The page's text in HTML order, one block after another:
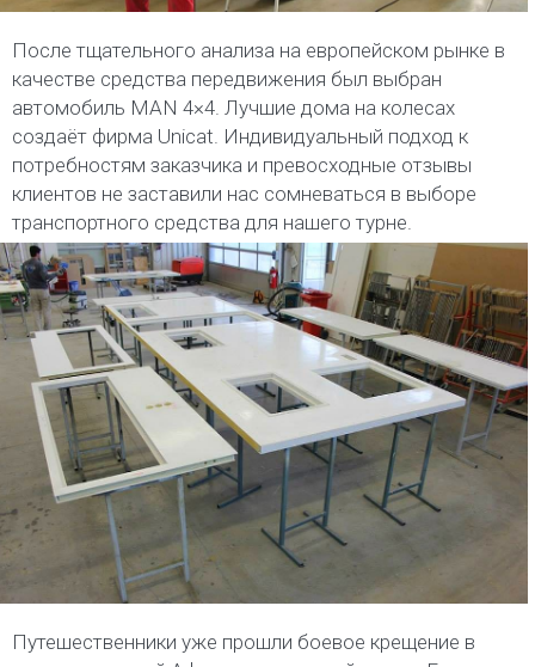
После тщательного анализа на европейском рынке в
качестве средства передвижения был выбран
автомобиль MAN 4×4. Лучшие дома на колесах
создаёт фирма Unicat. Индивидуальный подход к
потребностям заказчика и превосходные отзывы
клиентов не заставили нас сомневаться в выборе
транспортного средства для нашего турне.
Путешественники уже прошли боевое крещение в